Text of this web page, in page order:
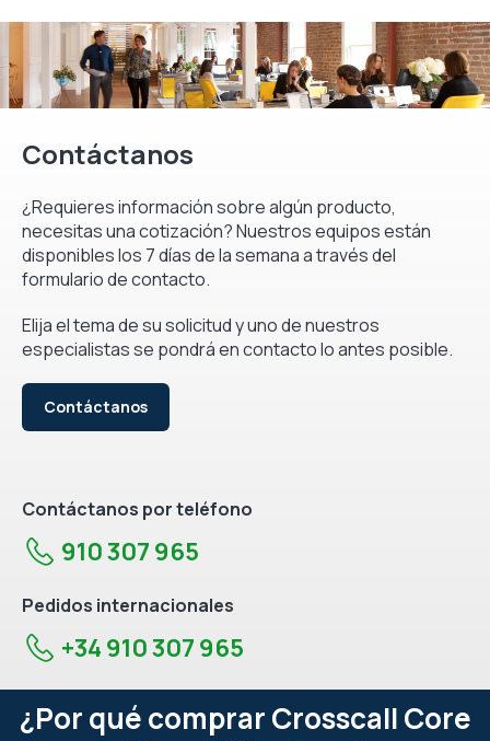
Contáctanos
¿Requieres información sobre algún producto,
necesitas una cotización? Nuestros equipos están
disponibles los 7 días de la semana a través del
formulario de contacto.
Elija el tema de su solicitud y uno de nuestros
especialistas se pondrá en contacto lo antes posible.
Contáctanos
Contáctanos por teléfono
910 307 965
Pedidos internacionales
+34 910 307 965
¿Por qué comprar Crosscall Core